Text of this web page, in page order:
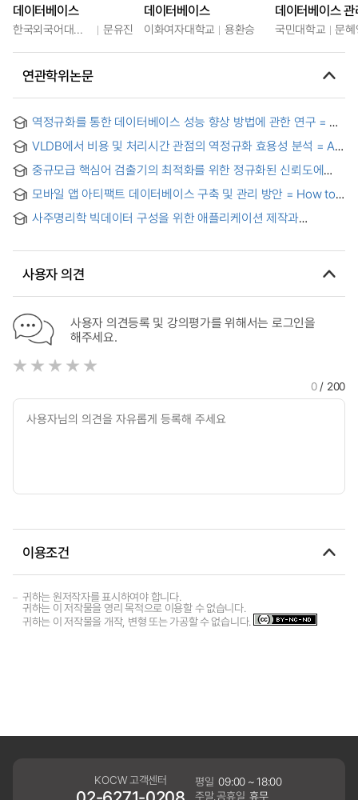
데이터베이스
한국외국어대학교 문유진
데이터베이스
이화여자대학교 용환승
데이터베이스
국민대학교 문
연관학위논문
역정규화를 통한 데이터베이스 성능 향상 방법에 관한 연구 = A
Study for enhancement method of database performance
using denormalization : focusing on datawarehouse
system
VLDB에서 비용 및 처리시간 관점의 역정규화 효용성 분석 = An
analysis of denormalization effectiveness in the cost and
elapsed time aspect on Very Large DataBases
중규모급 핵심어 검출기의 최적화를 위한 정규화된 신뢰도에
관한 연구 = A Study on the Normalized Confidence
Measure for Optimizing a Medium Vocabulary Keyword
Spotting System
모바일 앱 아티팩트 데이터베이스 구축 및 관리 방안 = How to
build and management database about Mobile App
Artifact
사주명리학 빅데이터 구성을 위한 애플리케이션 제작과
사용자 의견
사용자 의견등록 및 강의평가를 위해서는 로그인을
해주세요.
0/ 200
이용조건
귀하는 원저작자를 표시하여야 합니다.
귀하는 이 저작물을 영리 목적으로 이용할 수 없습니다.
귀하는 이 저작물을 개작, 변형 또는 가공할 수 없습니다.
KOCW 고객센터 평일 09:00 ~ 18:00
주말,공휴일 휴무